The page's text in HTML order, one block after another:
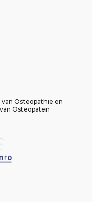
Osteopathie en
Osteopaten